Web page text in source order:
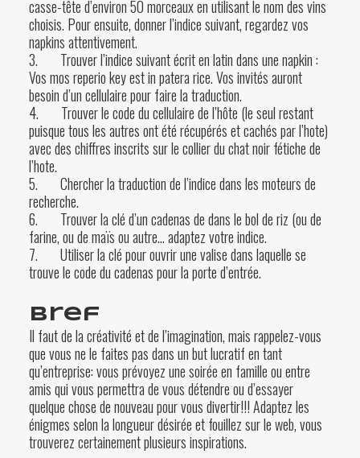
casse-tête d’environ 50 morceaux en utilisant le nom des vins
choisis. Pour ensuite, donner l’indice suivant, regardez vos
napkins attentivement.
3. Trouver l’indice suivant écrit en latin dans une napkin :
Vos mos reperio key est in patera rice. Vos invités auront
besoin d’un cellulaire pour faire la traduction.
4. Trouver le code du cellulaire de l’hôte (le seul restant
puisque tous les autres ont été récupérés et cachés par l’hote)
avec des chiffres inscrits sur le collier du chat noir fétiche de
l’hote.
5. Chercher la traduction de l’indice dans les moteurs de
recherche.
6. Trouver la clé d’un cadenas de dans le bol de riz (ou de
farine, ou de maïs ou autre… adaptez votre indice.
7. Utiliser la clé pour ouvrir une valise dans laquelle se
trouve le code du cadenas pour la porte d’entrée.
Bref
Il faut de la créativité et de l’imagination, mais rappelez-vous
que vous ne le faites pas dans un but lucratif en tant
qu’entreprise: vous prévoyez une soirée en famille ou entre
amis qui vous permettra de vous détendre ou d’essayer
quelque chose de nouveau pour vous divertir!!! Adaptez les
énigmes selon la longueur désirée et fouillez sur le web, vous
trouverez certainement plusieurs inspirations.